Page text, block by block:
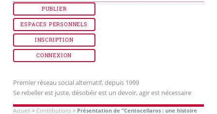
PUBLIER
ESPACES PERSONNELS
INSCRIPTION
CONNEXION
Premier réseau social alternatif, depuis 1999
Se rebeller est juste, désobéir est un devoir, agir est nécessaire
Accueil > Contributions> Présentation de “Centocellaros : une histoire